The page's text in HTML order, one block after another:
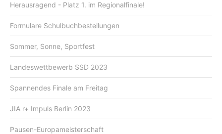
Herausragend - Platz 1. im Regionalfinale!
Formulare Schulbuchbestellungen
Sommer, Sonne, Sportfest
Landeswettbewerb SSD 2023
Spannendes Finale am Freitag
JIA r+ Impuls Berlin 2023
Pausen-Europameisterschaft